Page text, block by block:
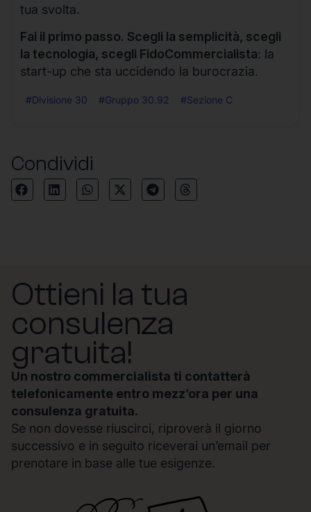
tua svolta.
Fai il primo passo. Scegli la semplicità, scegli
la tecnologia, scegli FidoCommercialista: la
start-up che sta uccidendo la burocrazia.
#Divisione 30 #Gruppo 30.92 #Sezione C
Condividi
Ottieni la tua
consulenza
gratuita!
Un nostro commercialista ti contatterà
telefonicamente entro mezz’ora per una
consulenza gratuita.
Se non dovesse riuscirci, riproverà il giorno
successivo e in seguito riceverai un’email per
prenotare in base alle tue esigenze.